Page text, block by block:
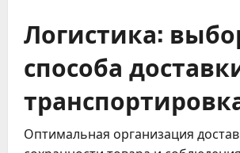
Логистика:
способа
Оптимальная организация